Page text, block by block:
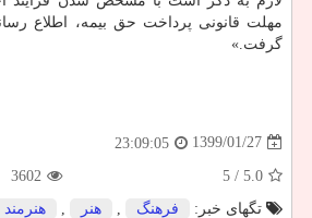
مهلت قانونی پرداخت حق بیمه، اطلاع
گرفت.»
1399/01/27
23:09:05
5.0
/ 5
3602
تگهای خبر:
فرهنگ هنر هنرمند